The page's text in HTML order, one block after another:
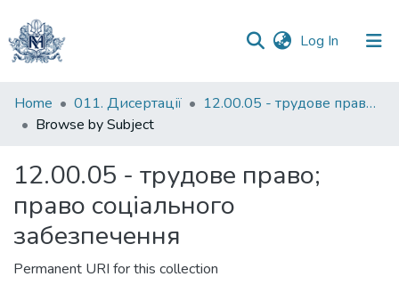
Log In (current)
Communities
&
All of DSpace
Home 011. Дисертації
12.00.05 - трудове право; право соціального забезпечення
Browse by Subject
12.00.05 - трудове право;
право соціального
забезпечення
Permanent URI for this collection